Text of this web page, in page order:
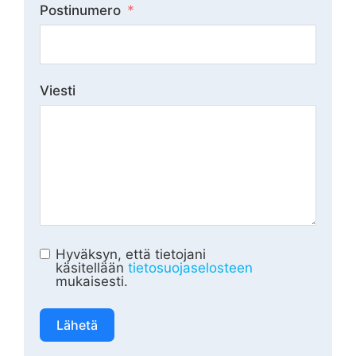
Postinumero
Viesti
Hyväksyn, että tietojani
käsitellään tietosuojaselosteen
mukaisesti.
Lähetä